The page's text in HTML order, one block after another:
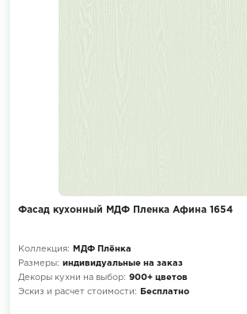
Фасад кухонный МДФ Пленка Афина 1654
Коллекция:
МДФ Плёнка
Размеры: индивидуальные на заказ
Декоры кухни на выбор: 900+ цветов
Эскиз и расчет стоимости:
Бесплатно